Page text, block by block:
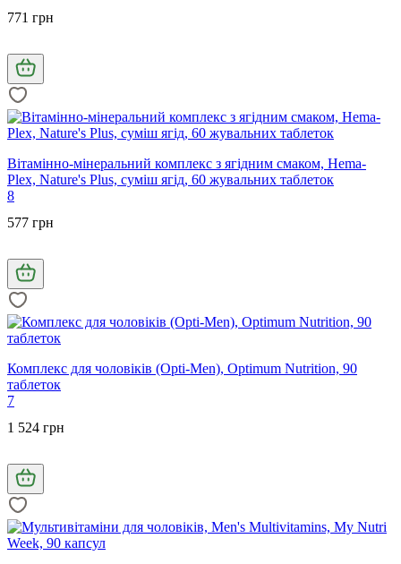
771 грн
Вітамінно-мінеральний комплекс з ягідним смаком, Hema-
Plex, Nature's Plus, суміш ягід, 60 жувальних таблеток
8
577 грн
Комплекс для чоловіків (Opti-Men), Optimum Nutrition, 90
таблеток
7
1 524 грн